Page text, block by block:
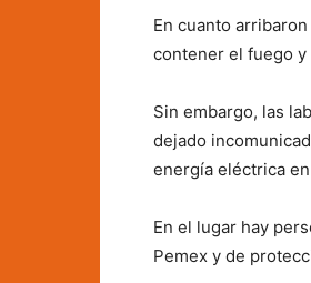
En cuanto
contener el fuego y
Sin embargo, las
dejado
energía eléctrica
En el lugar hay
Pemex y de